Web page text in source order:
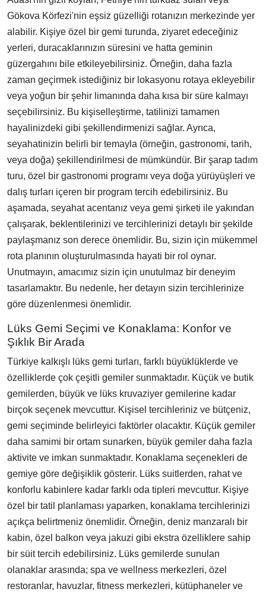
Gökova Körfezi'nin eşsiz güzelliği rotanızın merkezinde yer
alabilir. Kişiye özel bir gemi turunda, ziyaret edeceğiniz
yerleri, duracaklarınızın süresini ve hatta geminin
güzergahını bile etkileyebilirsiniz. Örneğin, daha fazla
zaman geçirmek istediğiniz bir lokasyonu rotaya ekleyebilir
veya yoğun bir şehir limanında daha kısa bir süre kalmayı
seçebilirsiniz. Bu kişiselleştirme, tatilinizi tamamen
hayalinizdeki gibi şekillendirmenizi sağlar. Ayrıca,
seyahatinizin belirli bir temayla (örneğin, gastronomi, tarih,
veya doğa) şekillendirilmesi de mümkündür. Bir şarap tadım
turu, özel bir gastronomi programı veya doğa yürüyüşleri ve
dalış turları içeren bir program tercih edebilirsiniz. Bu
aşamada, seyahat acentanız veya gemi şirketi ile yakından
çalışarak, beklentilerinizi ve tercihlerinizi detaylı bir şekilde
paylaşmanız son derece önemlidir. Bu, sizin için mükemmel
rota planının oluşturulmasında hayati bir rol oynar.
Unutmayın, amacımız sizin için unutulmaz bir deneyim
tasarlamaktır. Bu nedenle, her detayın sizin tercihlerinize
göre düzenlenmesi önemlidir.
Lüks Gemi Seçimi ve Konaklama: Konfor ve
Şıklık Bir Arada
Türkiye kalkışlı lüks gemi turları, farklı büyüklüklerde ve
özelliklerde çok çeşitli gemiler sunmaktadır. Küçük ve butik
gemilerden, büyük ve lüks kruvaziyer gemilerine kadar
birçok seçenek mevcuttur. Kişisel tercihleriniz ve bütçeniz,
gemi seçiminde belirleyici faktörler olacaktır. Küçük gemiler
daha samimi bir ortam sunarken, büyük gemiler daha fazla
aktivite ve imkan sunmaktadır. Konaklama seçenekleri de
gemiye göre değişiklik gösterir. Lüks suitlerden, rahat ve
konforlu kabinlere kadar farklı oda tipleri mevcuttur. Kişiye
özel bir tatil planlaması yaparken, konaklama tercihlerinizi
açıkça belirtmeniz önemlidir. Örneğin, deniz manzaralı bir
kabin, özel balkon veya jakuzi gibi ekstra özelliklere sahip
bir süit tercih edebilirsiniz. Lüks gemilerde sunulan
olanaklar arasında; spa ve wellness merkezleri, özel
restoranlar, havuzlar, fitness merkezleri, kütüphaneler ve